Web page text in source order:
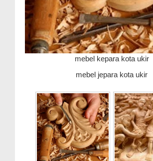
mebel kepara kota ukir
mebel jepara kota ukir